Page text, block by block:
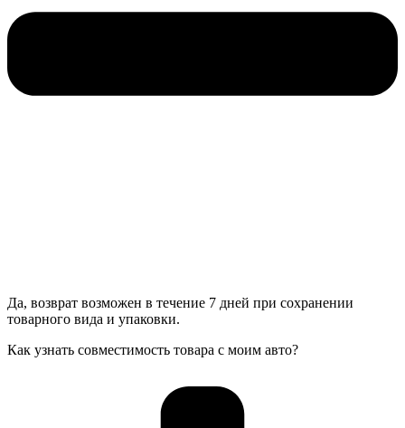
Да, возврат возможен в течение 7 дней при сохранении
товарного вида и упаковки.
Как узнать совместимость товара с моим авто?